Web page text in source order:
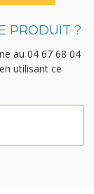
PRODUIT ?
au 04 67 68 04
utilisant ce